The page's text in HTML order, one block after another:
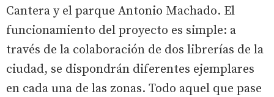
Cantera y el parque Antonio Machado. El
funcionamiento del proyecto es simple: a
través de la colaboración de dos librerías de la
ciudad, se dispondrán diferentes ejemplares
en cada una de las zonas. Todo aquel que pase